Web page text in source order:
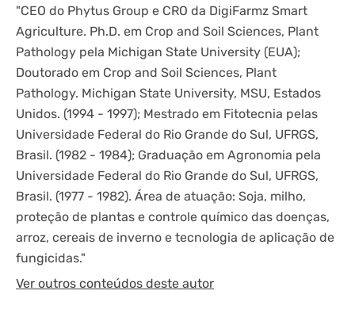
"CEO do Phytus Group e CRO da DigiFarmz Smart
Agriculture. Ph.D. em Crop and Soil Sciences, Plant
Pathology pela Michigan State University (EUA);
Doutorado em Crop and Soil Sciences, Plant
Pathology. Michigan State University, MSU, Estados
Unidos. (1994 - 1997); Mestrado em Fitotecnia pelas
Universidade Federal do Rio Grande do Sul, UFRGS,
Brasil. (1982 - 1984); Graduação em Agronomia pela
Universidade Federal do Rio Grande do Sul, UFRGS,
Brasil. (1977 - 1982). Área de atuação: Soja, milho,
proteção de plantas e controle químico das doenças,
arroz, cereais de inverno e tecnologia de aplicação de
fungicidas."
Ver outros conteúdos deste autor